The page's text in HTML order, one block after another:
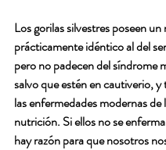
Los gorilas silvestres poseen
prácticamente idéntico al del
pero no padecen del síndrome
salvo que estén en cautiverio,
las enfermedades modernas de
nutrición. Si ellos no se
hay razón para que nosotros